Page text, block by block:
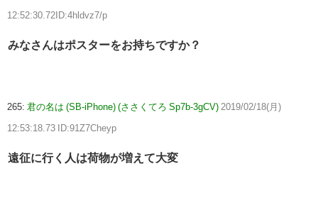
12:52:30.72ID:4hldvz7/p
みなさんはポスターをお持ちですか？
265: 君の名は (SB-iPhone) (ささくてろ Sp7b-3gCV) 2019/02/18(月)
12:53:18.73 ID:91Z7Cheyp
遠征に行く人は荷物が増えて大変